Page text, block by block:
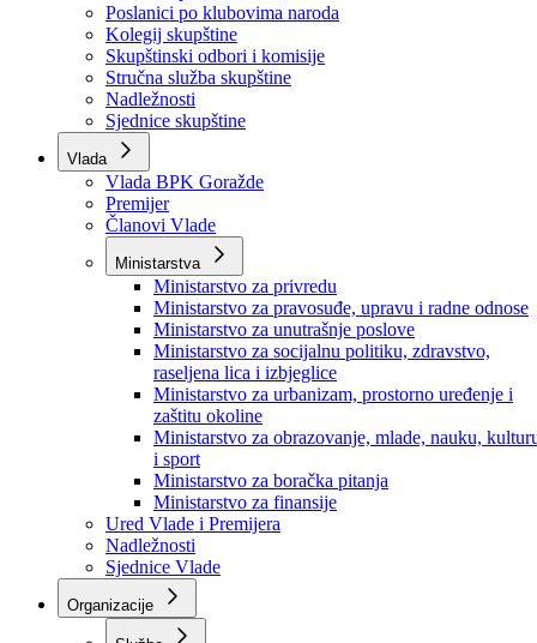
Skupština BPK Goražde
Rukovodstvo
Poslanici po strankama
Poslanici po klubovima naroda
Kolegij skupštine
Skupštinski odbori i komisije
Stručna služba skupštine
Nadležnosti
Sjednice skupštine
Vlada
Vlada BPK Goražde
Premijer
Članovi Vlade
Ministarstva
Ministarstvo za privredu
Ministarstvo za pravosuđe, upravu i radne odnose
Ministarstvo za unutrašnje poslove
Ministarstvo za socijalnu politiku, zdravstvo,
raseljena lica i izbjeglice
Ministarstvo za urbanizam, prostorno uređenje i
zaštitu okoline
Ministarstvo za obrazovanje, mlade, nauku,
i sport
Ministarstvo za boračka pitanja
Ministarstvo za finansije
Ured Vlade i Premijera
Nadležnosti
Sjednice Vlade